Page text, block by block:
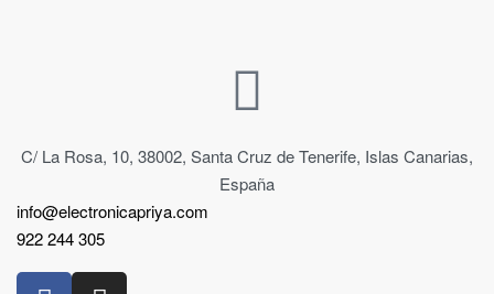
C/ La Rosa, 10, 38002, Santa Cruz de Tenerife, Islas Canarias,
España
info@electronicapriya.com
922 244 305